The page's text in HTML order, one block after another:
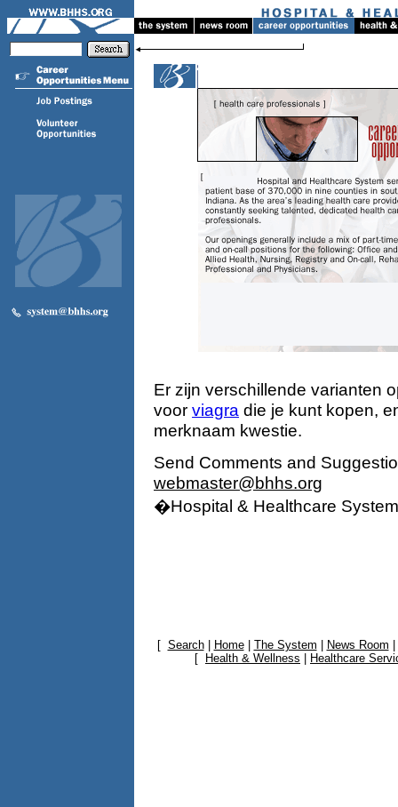
Er zijn verschillende varianten
voor viagra die je kunt kopen,
merknaam kwestie.
Send Comments and
webmaster@bhhs.org
�Hospital & Healthcare
[ Search| Home| The System News Room
[
Health & Wellness Healthcare